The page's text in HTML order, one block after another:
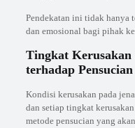
Pendekatan ini tidak hanya
dan emosional bagi pihak
Tingkat Kerusakan
terhadap Pensucian
Kondisi kerusakan pada
dan setiap tingkat
metode pensucian yang